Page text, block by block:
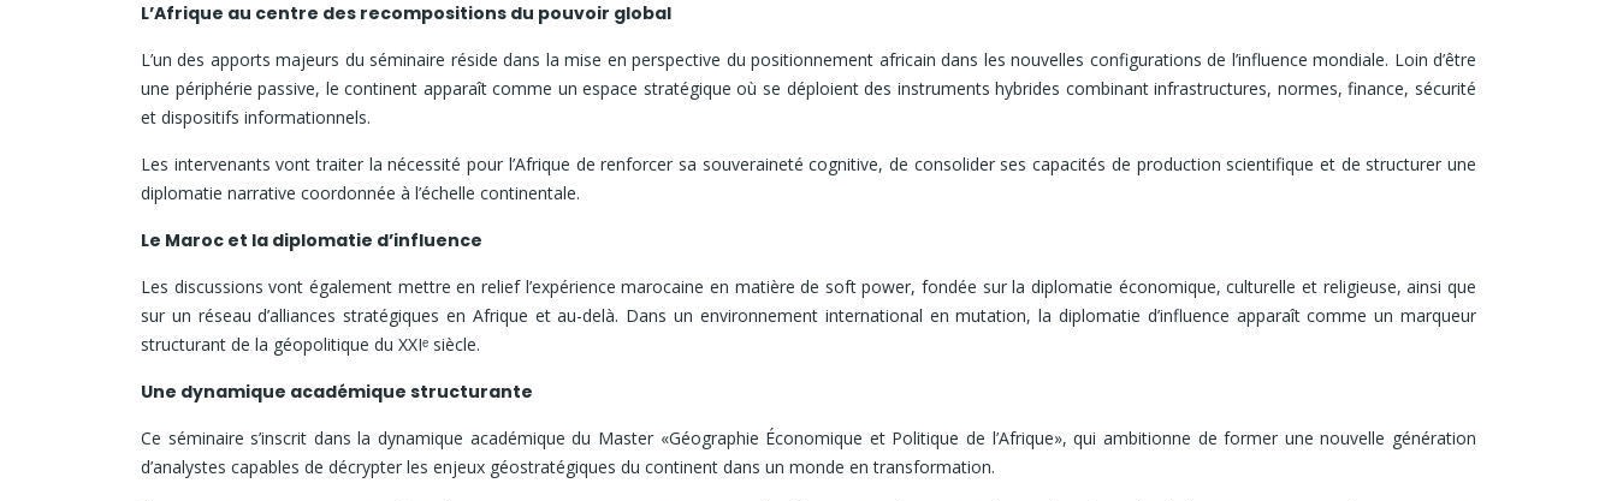
L’Afrique au centre des recompositions du pouvoir global
L’un des apports majeurs du séminaire réside dans la mise en perspective du positionnement africain dans les nouvelles configurations de l’influence mondiale. Loin d’être
une périphérie passive, le continent apparaît comme un espace stratégique où se déploient des instruments hybrides combinant infrastructures, normes, finance, sécurité
et dispositifs informationnels.
Les intervenants vont traiter la nécessité pour l’Afrique de renforcer sa souveraineté cognitive, de consolider ses capacités de production scientifique et de structurer une
diplomatie narrative coordonnée à l’échelle continentale.
Le Maroc et la diplomatie d’influence
Les discussions vont également mettre en relief l’expérience marocaine en matière de soft power, fondée sur la diplomatie économique, culturelle et religieuse, ainsi que
sur un réseau d’alliances stratégiques en Afrique et au-delà. Dans un environnement international en mutation, la diplomatie d’influence apparaît comme un marqueur
structurant de la géopolitique du XXIᵉ siècle.
Une dynamique académique structurante
Ce séminaire s’inscrit dans la dynamique académique du Master «Géographie Économique et Politique de l’Afrique», qui ambitionne de former une nouvelle génération
d’analystes capables de décrypter les enjeux géostratégiques du continent dans un monde en transformation.